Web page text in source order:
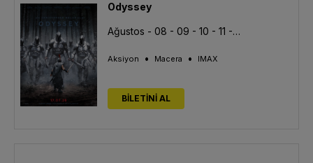
Odyssey
Ağustos - 08 - 09 - 10 - 11 - 12 - 13
Aksiyon • Macera • IMAX
BİLETİNİ AL